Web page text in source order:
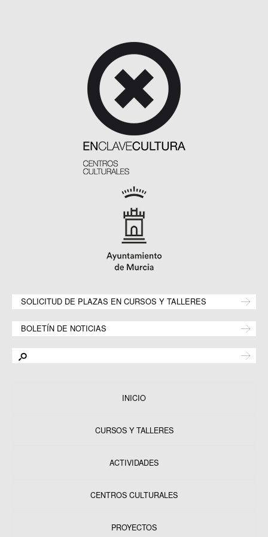
SOLICITUD DE PLAZAS EN CURSOS Y TALLERES
BOLETÍN DE NOTICIAS
INICIO
CURSOS Y TALLERES
ACTIVIDADES
CENTROS CULTURALES
PROYECTOS